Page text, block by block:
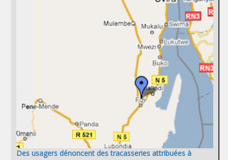
Des usagers dénoncent des tracasseries attribuées à